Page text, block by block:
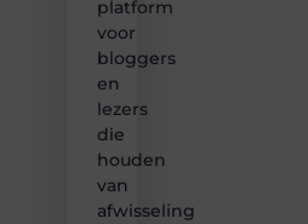
platform
voor
bloggers
en
lezers
die
houden
van
afwisseling